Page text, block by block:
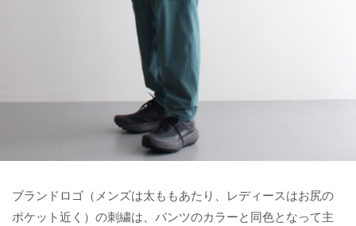
ブランドロゴ（メンズは太ももあたり、レディースはお尻の
ポケット近く）の刺繍は、パンツのカラーと同色となって主